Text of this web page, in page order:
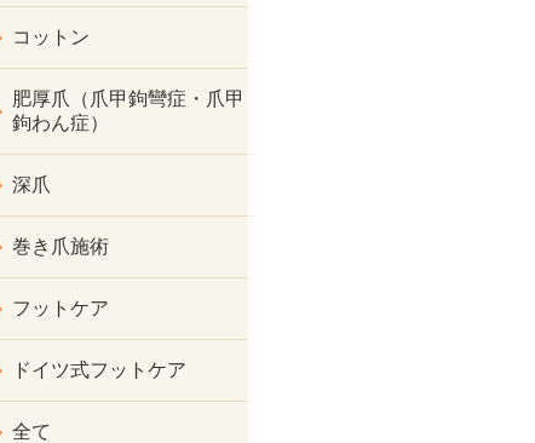
コットン
肥厚爪（爪甲鉤彎症・爪甲
鉤わん症）
深爪
巻き爪施術
フットケア
ドイツ式フットケア
全て